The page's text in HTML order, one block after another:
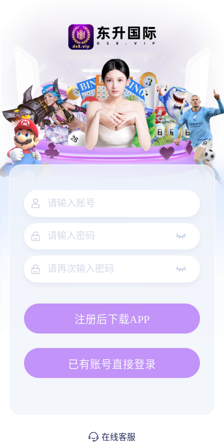
注册后下载APP
已有账号直接登录
在线客服